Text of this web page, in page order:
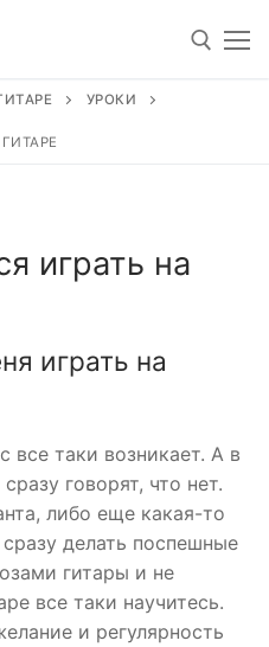
УРОКИ
играть на
играть на
все таки возникает. А в
говорят, что нет.
либо еще какая-то
делать поспешные
гитары и не
все таки научитесь.
и регулярность